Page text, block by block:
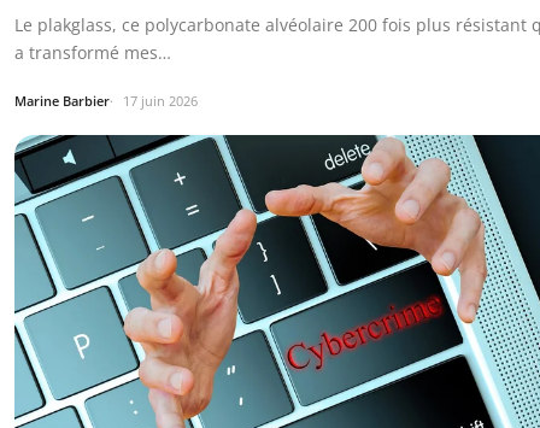
Le plakglass, ce polycarbonate alvéolaire 200 fois plus résistant
a transformé mes…
Marine Barbier 17 juin 2026